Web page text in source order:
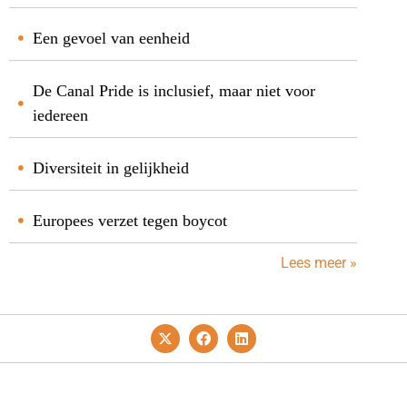
Een gevoel van eenheid
De Canal Pride is inclusief, maar niet voor
iedereen
Diversiteit in gelijkheid
Europees verzet tegen boycot
Lees meer »